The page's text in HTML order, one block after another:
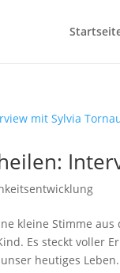
kleine Stimme
Es steckt voller
heutiges